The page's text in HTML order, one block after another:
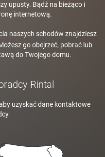
upusty. Bądź na bieżąco i
internetową.
naszych schodów znajdziesz
go obejrzeć, pobrać lub
do Twojego domu.
Rintal
uzyskać dane kontaktowe